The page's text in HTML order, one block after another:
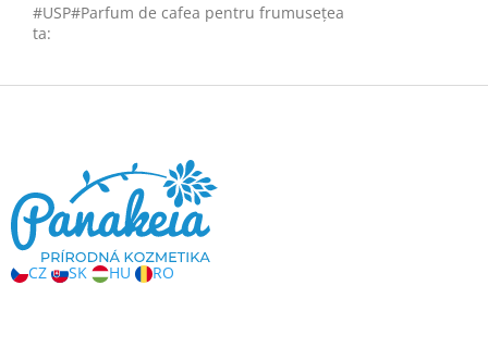
#USP#Parfum de cafea pentru frumusețea
ta:
S
CZ SK HU RO